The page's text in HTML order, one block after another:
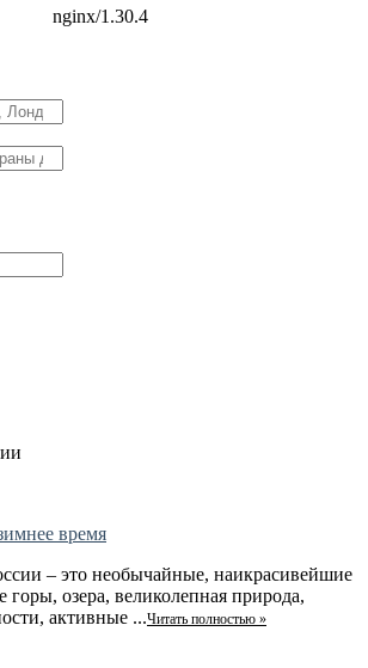
время
– это необычайные, наикрасивейшие
горы, озера, великолепная природа,
активные ...Читать полностью »